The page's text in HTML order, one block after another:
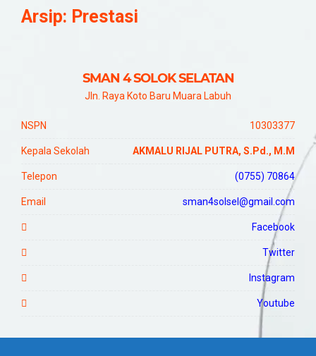
Arsip: Prestasi
SMAN 4 SOLOK SELATAN
Jln. Raya Koto Baru Muara Labuh
NSPN 10303377
Kepala Sekolah AKMALU RIJAL PUTRA, S.Pd., M.M
Telepon (0755) 70864
Email sman4solsel@gmail.com
Facebook
Twitter
Instagram
Youtube